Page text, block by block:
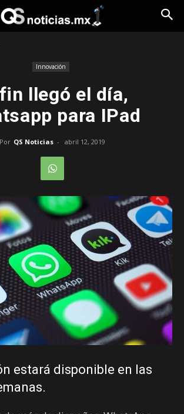
Innovación
llegó el día,
para IPad
Por QS Noticias - abril 12, 2019
estará disponible en las